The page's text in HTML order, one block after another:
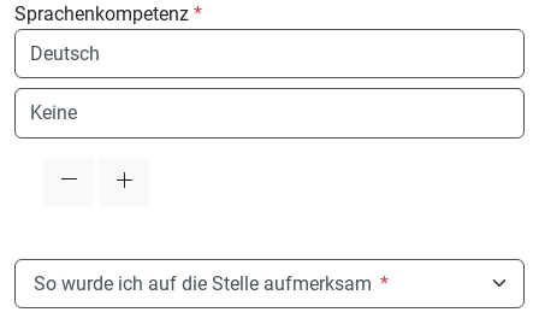
Sprachenkompetenz *
Sprache
Sprache
So wurde ich auf die Stelle aufmerksam *